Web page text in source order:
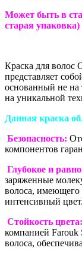
Может быть в
старая упаковка)
Краска для волос
представляет
основанный не
на уникальной
Данная краска
Безопасность:
компонентов
Глубокое и
заряженные
волоса, имеющего
интенсивный цвет.
Стойкость цвета:
компанией Farouk
волоса,